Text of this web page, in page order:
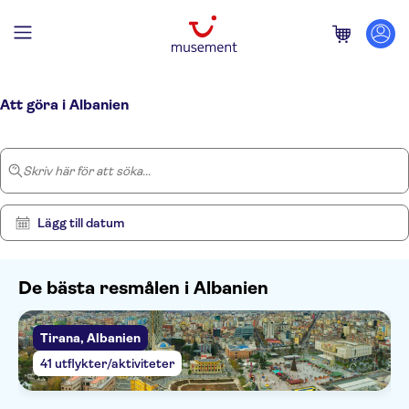
Att göra i Albanien
Skriv här för att söka...
Lägg till datum
De bästa resmålen i Albanien
Tirana, Albanien
41 utflykter/aktiviteter
Rensa
filter
Visa
78
resultat